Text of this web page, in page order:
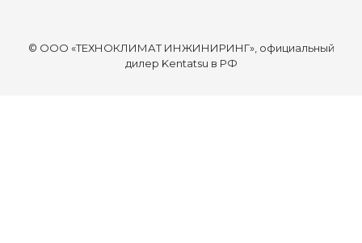
© ООО «ТЕХНОКЛИМАТ ИНЖИНИРИНГ», официальный
дилер Kentatsu в РФ